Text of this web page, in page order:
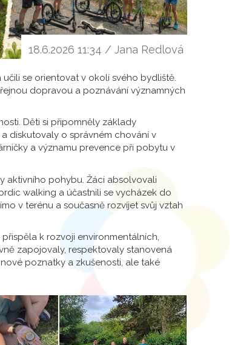
18.6.2026 11:34 / Jana Redlová
se orientovat v okolí svého bydliště.
dopravou a poznávání významných
Děti si připomněly základy
diskutovaly o správném chování v
a významu prevence při pobytu v
aktivního pohybu. Žáci absolvovali
walking a účastnili se vycházek do
v terénu a současně rozvíjet svůj vztah
k rozvoji environmentálních,
zapojovaly, respektovaly stanovená
poznatky a zkušenosti, ale také